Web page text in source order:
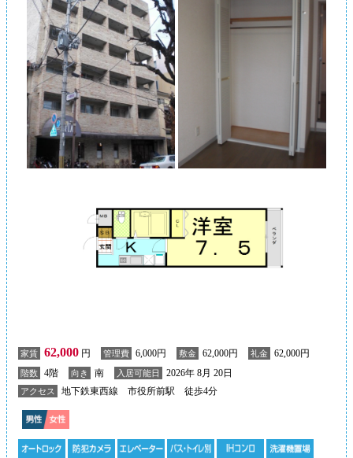
家賃 62,000 円 管理費 6,000円 敷金 62,000円 礼金 62,000円
階数 4階 向き 南 入居可能日 2026年 8月 20日
アクセス 地下鉄東西線 市役所前駅 徒歩4分